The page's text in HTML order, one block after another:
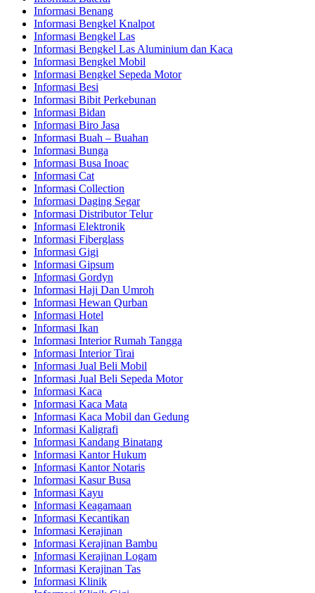
Informasi Benang
Informasi Bengkel Knalpot
Informasi Bengkel Las
Informasi Bengkel Las Aluminium dan Kaca
Informasi Bengkel Mobil
Informasi Bengkel Sepeda Motor
Informasi Besi
Informasi Bibit Perkebunan
Informasi Bidan
Informasi Biro Jasa
Informasi Buah – Buahan
Informasi Bunga
Informasi Busa Inoac
Informasi Cat
Informasi Collection
Informasi Daging Segar
Informasi Distributor Telur
Informasi Elektronik
Informasi Fiberglass
Informasi Gigi
Informasi Gipsum
Informasi Gordyn
Informasi Haji Dan Umroh
Informasi Hewan Qurban
Informasi Hotel
Informasi Ikan
Informasi Interior Rumah Tangga
Informasi Interior Tirai
Informasi Jual Beli Mobil
Informasi Jual Beli Sepeda Motor
Informasi Kaca
Informasi Kaca Mata
Informasi Kaca Mobil dan Gedung
Informasi Kaligrafi
Informasi Kandang Binatang
Informasi Kantor Hukum
Informasi Kantor Notaris
Informasi Kasur Busa
Informasi Kayu
Informasi Keagamaan
Informasi Kecantikan
Informasi Kerajinan
Informasi Kerajinan Bambu
Informasi Kerajinan Logam
Informasi Kerajinan Tas
Informasi Klinik